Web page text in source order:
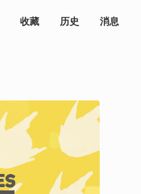
关注喜欢的创作者
收藏 历史 消息